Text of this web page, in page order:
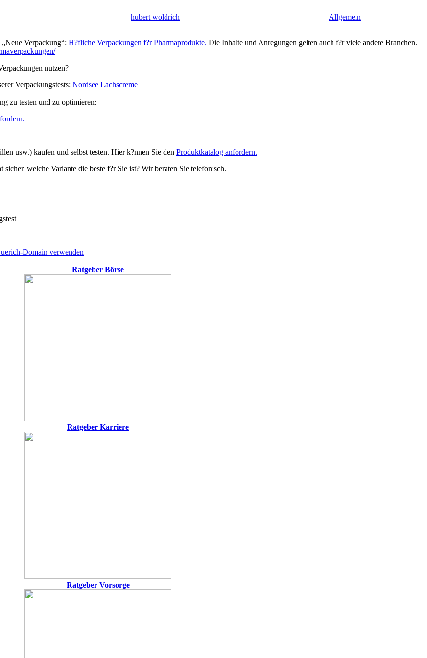
hubert woldrich
Allgemein
Verpackung“: H?fliche Verpackungen f?r Pharmaprodukte. Die Inhalte und Anregungen gelten auch f?r viele andere Branchen.
nutzen?
Verpackungstests: Nordsee Lachscreme
zu testen und zu optimieren:
usw.) kaufen und selbst testen. Hier k?nnen Sie den Produktkatalog anfordern.
welche Variante die beste f?r Sie ist? Wir beraten Sie telefonisch.
Domain verwenden
Ratgeber Börse
Ratgeber Karriere
Ratgeber Vorsorge